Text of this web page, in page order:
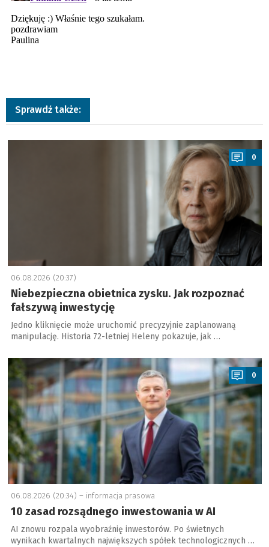
Sprawdź także:
a
0
06.08.2026 (20:37)
Niebezpieczna obietnica zysku. Jak rozpoznać
fałszywą inwestycję
Jedno kliknięcie może uruchomić precyzyjnie zaplanowaną
manipulację. Historia 72-letniej Heleny pokazuje, jak …
a
0
06.08.2026 (20:34) – informacja prasowa
10 zasad rozsądnego inwestowania w AI
AI znowu rozpala wyobraźnię inwestorów. Po świetnych
wynikach kwartalnych największych spółek technologicznych …